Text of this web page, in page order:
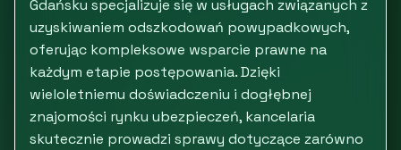
Gdańsku specjalizuje się w usługach związanych z
uzyskiwaniem odszkodowań powypadkowych,
oferując kompleksowe wsparcie prawne na
każdym etapie postępowania. Dzięki
wieloletniemu doświadczeniu i dogłębnej
znajomości rynku ubezpieczeń, kancelaria
skutecznie prowadzi sprawy dotyczące zarówno